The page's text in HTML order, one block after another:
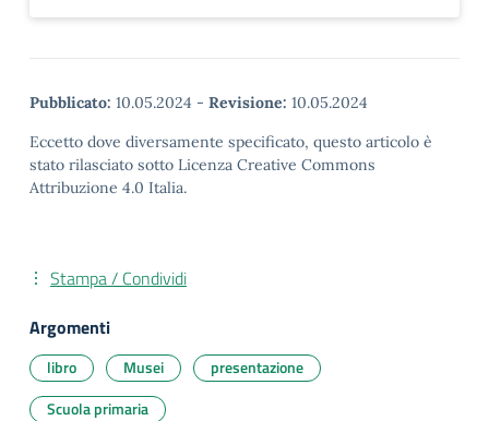
Pubblicato: 10.05.2024 - Revisione: 10.05.2024
Eccetto dove diversamente specificato, questo articolo è
stato rilasciato sotto Licenza Creative Commons
Attribuzione 4.0 Italia.
Stampa / Condividi
Argomenti
libro Musei
presentazione
Scuola primaria